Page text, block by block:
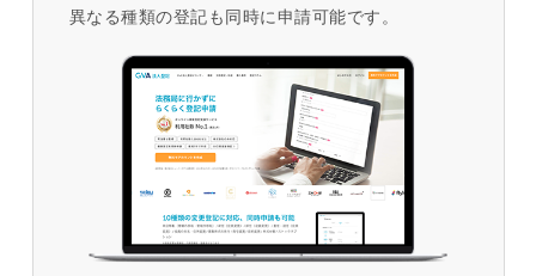
異なる種類の登記も同時に申請可能です。